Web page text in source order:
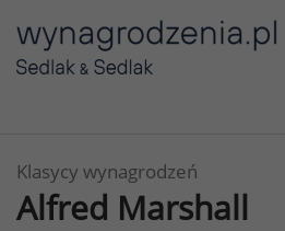
Klasycy wynagrodzeń
Alfred Marshall